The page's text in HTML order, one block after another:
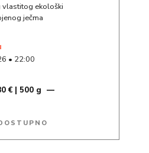
vlastitog ekološki
ječma
• 22:00
€ | 500 g